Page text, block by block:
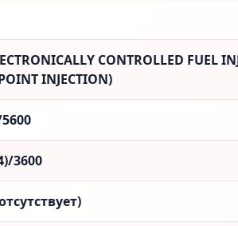
CONTROLLED FUEL
INJECTION)
3600